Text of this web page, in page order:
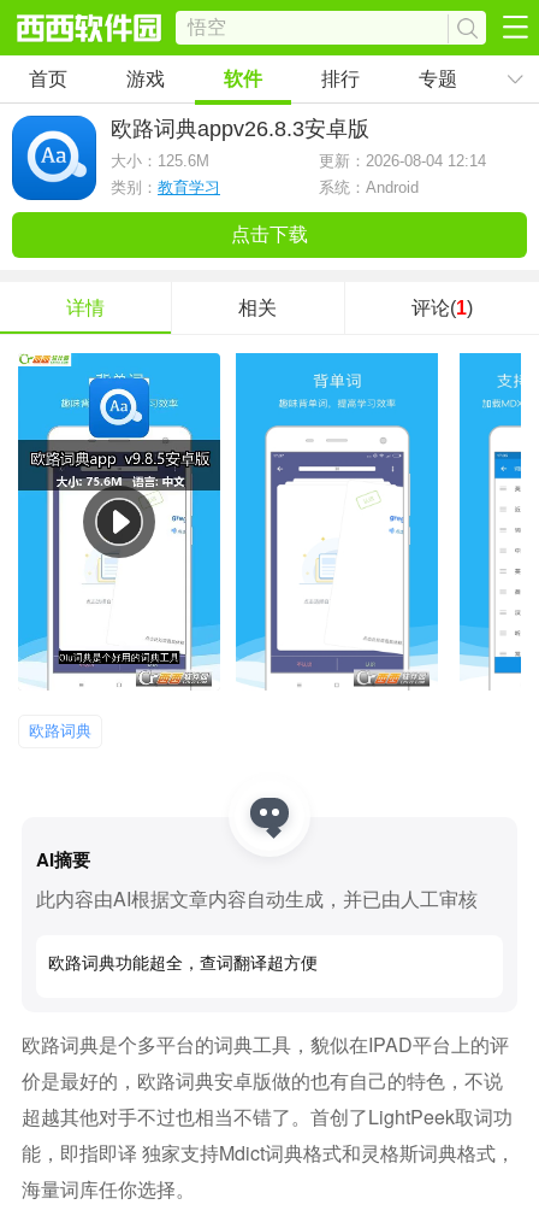
首页 游戏 软件 排行 专题
欧路词典appv26.8.3安卓版
大小： 125.6M
更新：2026-08-04 12:14
类别： 教育学习 系统：Android
点击下载
详情 相关 评论(1)
欧路词典
AI摘要
此内容由AI根据文章内容自动生成，并已由人工审核
欧路词典功能超全，查词翻译超方便
欧路词典是个多平台的词典工具，貌似在IPAD平台上的评
价是最好的，欧路词典安卓版做的也有自己的特色，不说
超越其他对手不过也相当不错了。首创了LightPeek取词功
能，即指即译 独家支持Mdict词典格式和灵格斯词典格式，
海量词库任你选择。